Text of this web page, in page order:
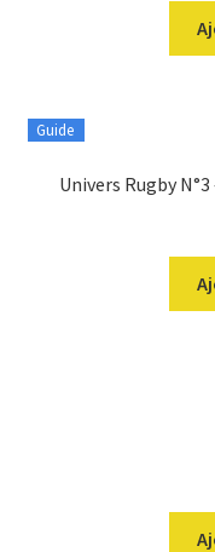
Guide
Univers Rugby